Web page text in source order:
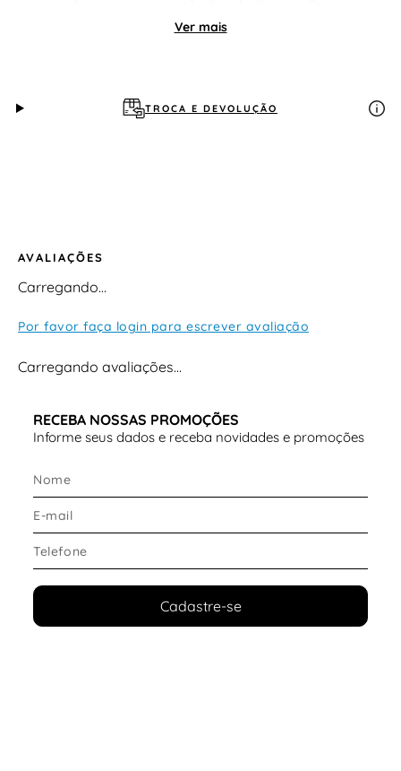
solado em PVC antiderrapante.
Ver mais
TROCA E DEVOLUÇÃO
AVALIAÇÕES
Carregando…
Por favor faça login para escrever avaliação
Carregando avaliações…
RECEBA NOSSAS PROMOÇÕES
Informe seus dados e receba novidades e promoções
Cadastre-se